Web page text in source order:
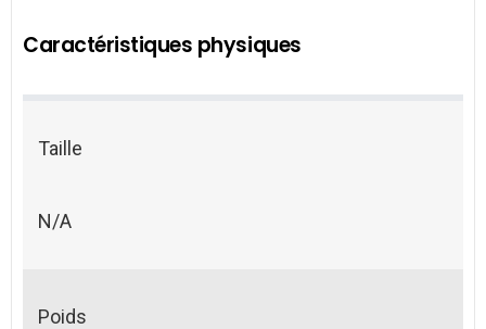
Caractéristiques physiques
Taille
N/A
Poids